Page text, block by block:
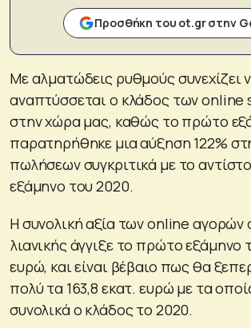
Προσθήκη του ot.gr στην
Με αλματώδεις ρυθμούς συνεχίζει
αναπτύσσεται ο κλάδος των
στην χώρα μας, καθώς το πρώτο
παρατηρήθηκε μια αύξηση 122%
πωλήσεων συγκριτικά με το
εξάμηνο του 2020.
Η συνολική αξία των online αγορών
λιανικής άγγιξε το πρώτο εξάμηνο
ευρώ, και είναι βέβαιο πως θα
πολύ τα 163,8 εκατ. ευρώ με τα
συνολικά ο κλάδος το 2020.